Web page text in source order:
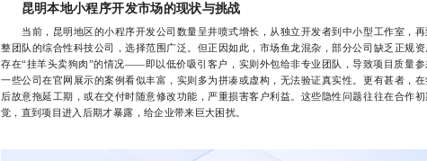
昆明本地小程序开发市场的现状与挑战
当前，昆明地区的小程序开发公司数量呈井喷式增长，从独立开发者到中小型工作室，再
整团队的综合性科技公司，选择范围广泛。但正因如此，市场鱼龙混杂，部分公司缺乏正规资
存在“挂羊头卖狗肉”的情况——即以低价吸引客户，实则外包给非专业团队，导致项目质量参
一些公司在官网展示的案例看似丰富，实则多为拼凑或虚构，无法验证真实性。更有甚者，在
后故意拖延工期，或在交付时随意修改功能，严重损害客户利益。这些隐性问题往往在合作
觉，直到项目进入后期才暴露，给企业带来巨大困扰。